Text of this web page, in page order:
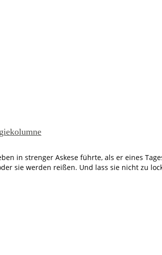
in strenger Askese führte, als er eines
sie werden reißen. Und lass sie nicht zu